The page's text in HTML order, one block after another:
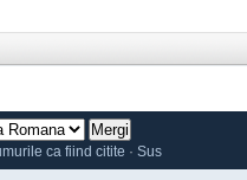
ca fiind citite · Sus